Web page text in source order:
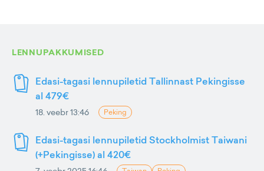
LENNUPAKKUMISED
Edasi-tagasi lennupiletid Tallinnast Pekingisse
al 479€
18. veebr 13:46 Peking
Edasi-tagasi lennupiletid Stockholmist Taiwani
(+Pekingisse) al 420€